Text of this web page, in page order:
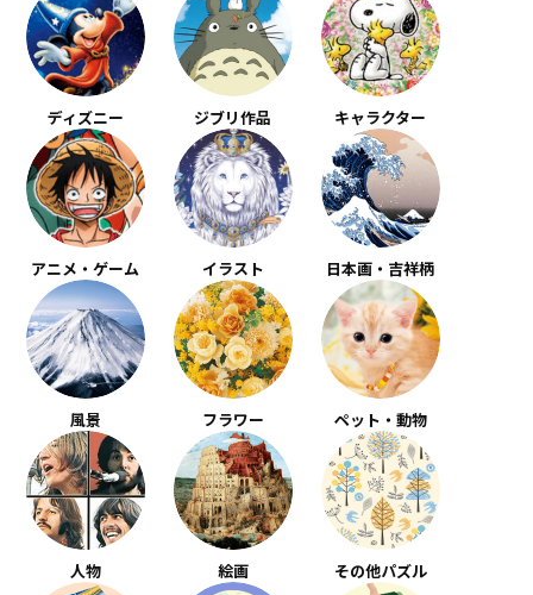
ディズニー ジブリ作品 キャラクター
アニメ・ゲーム イラスト 日本画・吉祥柄
風景 フラワー ペット・動物
人物 絵画 その他パズル